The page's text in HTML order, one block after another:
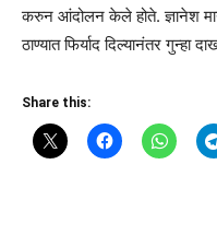
करुन आंदोलन केले होते. ज्ञानेश माने
ठाण्यात फिर्याद दिल्यानंतर
Share this: